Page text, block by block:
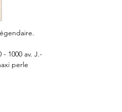
1000 av. J.-
perle